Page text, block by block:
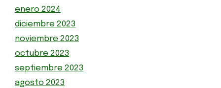
enero 2024
diciembre 2023
noviembre 2023
octubre 2023
septiembre 2023
agosto 2023